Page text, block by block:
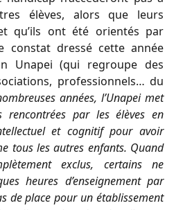
élèves, alors que leurs
qu’ils ont été orientés par
constat dressé cette année
Unapei (qui regroupe des
professionnels… du
années, l’Unapei met
rencontrées par les élèves en
et cognitif pour avoir
tous les autres enfants. Quand
exclus, certains ne
heures d’enseignement par
de place pour un établissement